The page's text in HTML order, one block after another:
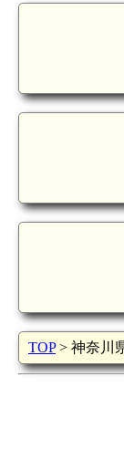
TOP> 神奈川